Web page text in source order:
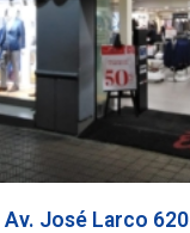
Av. José Larco 620